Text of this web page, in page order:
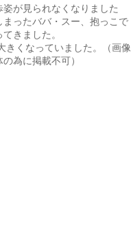
が見られなくなりました
ったババ・スー、抱っこで
きました。
きくなっていました。（画像
為に掲載不可）